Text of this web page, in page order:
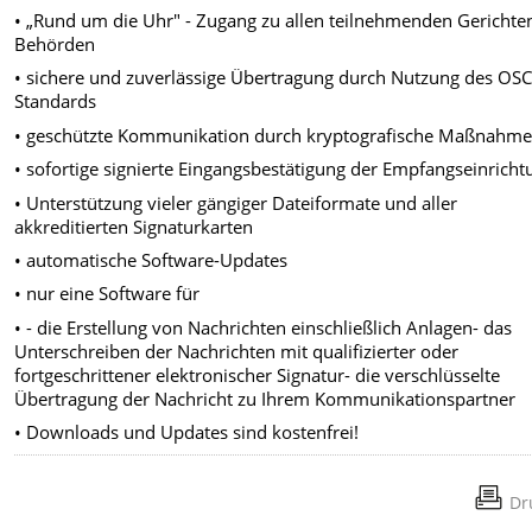
• „Rund um die Uhr" - Zugang zu allen teilnehmenden
Behörden
• sichere und zuverlässige Übertragung durch Nutzung des
Standards
• geschützte Kommunikation durch kryptografische
• sofortige signierte Eingangsbestätigung der
• Unterstützung vieler gängiger Dateiformate und aller
akkreditierten Signaturkarten
• automatische Software-Updates
• nur eine Software für
• - die Erstellung von Nachrichten einschließlich Anlagen- das
Unterschreiben der Nachrichten mit qualifizierter oder
fortgeschrittener elektronischer Signatur- die verschlüsselte
Übertragung der Nachricht zu Ihrem Kommunikationspartner
• Downloads und Updates sind kostenfrei!